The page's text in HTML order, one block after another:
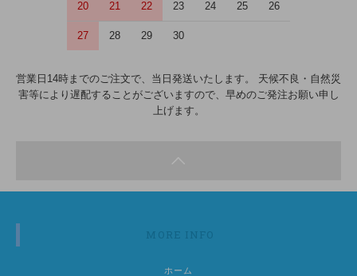
20 21 22 23 24 25 26
27 28 29 30
営業日14時までのご注文で、当日発送いたします。 天候不良・自然災
害等により遅配することがございますので、早めのご発注お願い申し
上げます。
MORE INFO
ホーム